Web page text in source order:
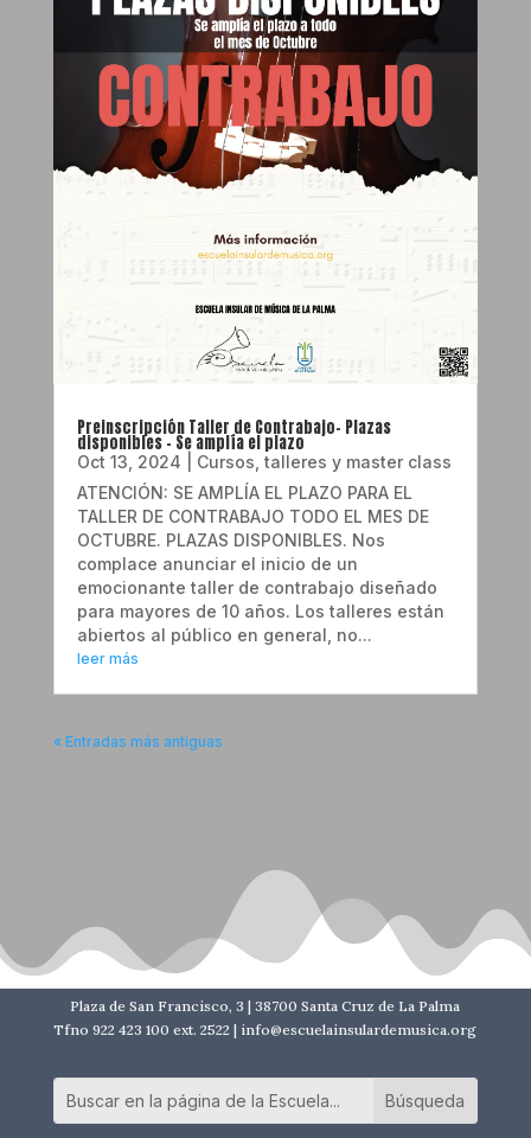
Preinscripción Taller de Contrabajo- Plazas
disponibles – Se amplía el plazo
Oct 13, 2024
Cursos, talleres y master class
ATENCIÓN: SE AMPLÍA EL PLAZO PARA EL
TALLER DE CONTRABAJO TODO EL MES DE
OCTUBRE. PLAZAS DISPONIBLES. Nos
complace anunciar el inicio de un
emocionante taller de contrabajo diseñado
para mayores de 10 años. Los talleres están
abiertos al público en general, no...
leer más
« Entradas más antiguas
Plaza de San Francisco, 3 | 38700 Santa Cruz de La Palma
Tfno 922 423 100 ext. 2522 | info@escuelainsulardemusica.org